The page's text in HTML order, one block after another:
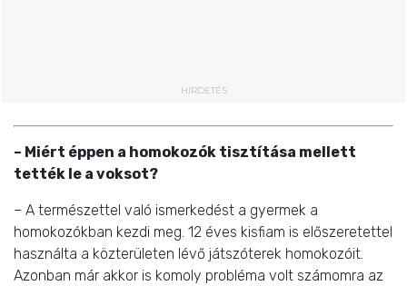
HIRDETÉS
– Miért éppen a homokozók tisztítása mellett
tették le a voksot?
– A természettel való ismerkedést a gyermek a
homokozókban kezdi meg. 12 éves kisfiam is előszeretettel
használta a közterületen lévő játszóterek homokozóit.
Azonban már akkor is komoly probléma volt számomra az